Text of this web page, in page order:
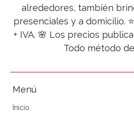
alrededores, también
presenciales y a domicilio.
+ IVA. 🌸 Los precios
Todo método
Menú
Inicio